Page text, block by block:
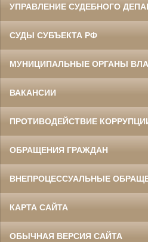
УПРАВЛЕНИЕ СУДЕБНОГО
СУДЫ СУБЪЕКТА РФ
МУНИЦИПАЛЬНЫЕ ОРГАНЫ
ВАКАНСИИ
ПРОТИВОДЕЙСТВИЕ
ОБРАЩЕНИЯ ГРАЖДАН
ВНЕПРОЦЕССУАЛЬНЫЕ
КАРТА САЙТА
ОБЫЧНАЯ ВЕРСИЯ САЙТА